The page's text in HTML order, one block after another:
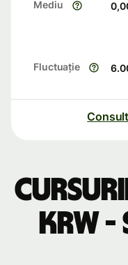
Mediu
Fluctuație
KRW